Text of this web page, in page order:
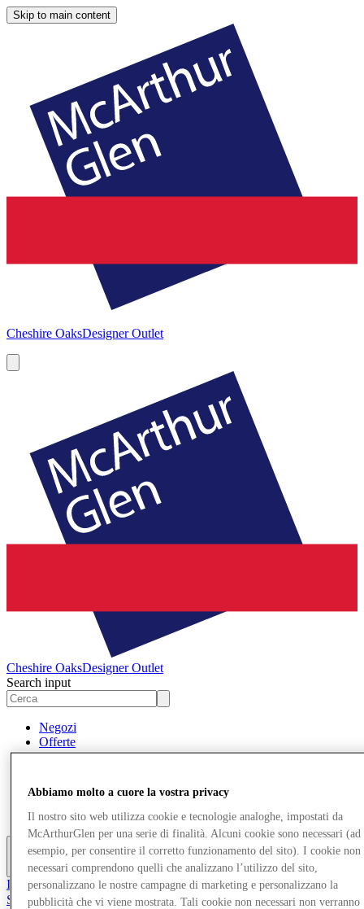
Skip to main content
Cheshire OaksDesigner Outlet
Cheshire OaksDesigner Outlet
Search input
Negozi
Offerte
Pianifica la tua visita
Mangia e Bevi
Gift Card
Servizi
Altro
Il Club
Salvata
Abbiamo molto a cuore la vostra privacy
Il nostro sito web utilizza cookie e tecnologie analoghe, impostati da
McArthurGlen per una serie di finalità. Alcuni cookie sono necessari (ad
esempio, per consentire il corretto funzionamento del sito). I cookie non
necessari comprendono quelli che analizzano l’utilizzo del sito,
personalizzano le nostre campagne di marketing e personalizzano la
pubblicità che vi viene mostrata. Tali cookie non necessari non verranno